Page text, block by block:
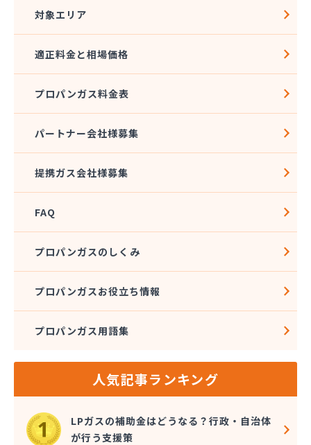
対象エリア
適正料金と相場価格
プロパンガス料金表
パートナー会社様募集
提携ガス会社様募集
FAQ
プロパンガスのしくみ
プロパンガスお役立ち情報
プロパンガス用語集
人気記事ランキング
LPガスの補助金はどうなる？行政・自治体
が行う支援策